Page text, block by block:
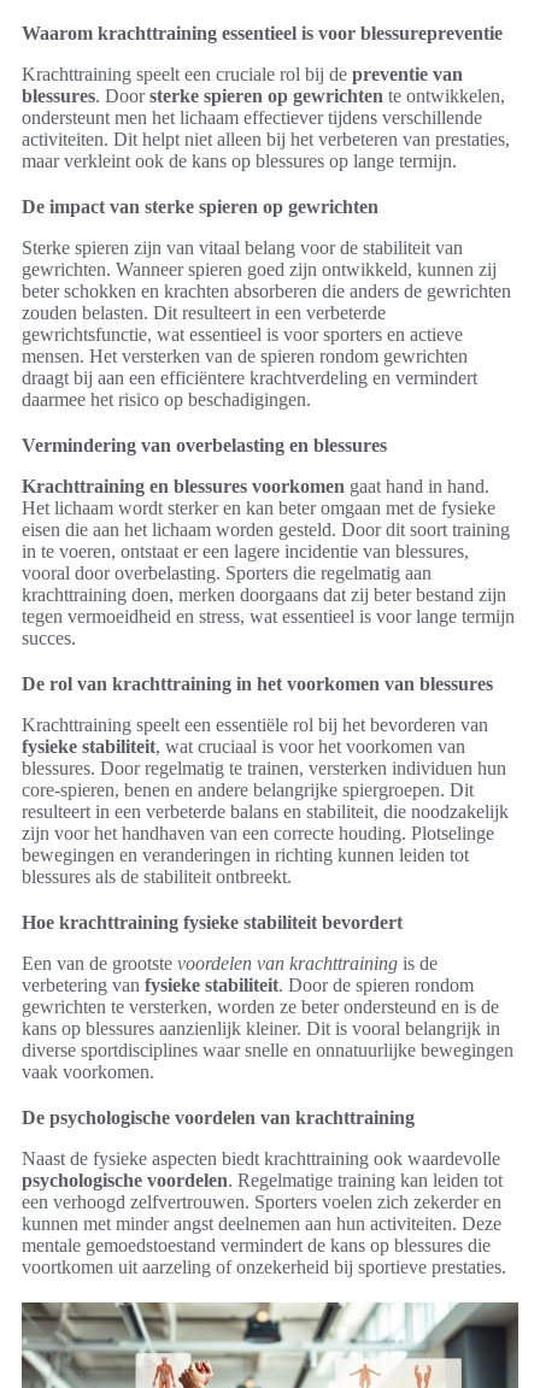
Waarom krachttraining essentieel is voor blessurepreventie
Krachttraining speelt een cruciale rol bij de preventie van
blessures. Doorsterke spieren op gewrichten te ontwikkelen,
ondersteunt men het lichaam effectiever tijdens verschillende
activiteiten. Dit helpt niet alleen bij het verbeteren van prestaties,
maar verkleint ook de kans op blessures op lange termijn.
De impact van sterke spieren op gewrichten
Sterke spieren zijn van vitaal belang voor de stabiliteit van
gewrichten. Wanneer spieren goed zijn ontwikkeld, kunnen zij
beter schokken en krachten absorberen die anders de gewrichten
zouden belasten. Dit resulteert in een verbeterde
gewrichtsfunctie, wat essentieel is voor sporters en actieve
mensen. Het versterken van de spieren rondom gewrichten
draagt bij aan een efficiëntere krachtverdeling en vermindert
daarmee het risico op beschadigingen.
Vermindering van overbelasting en blessures
Krachttraining en blessures voorkomen gaat hand in hand.
Het lichaam wordt sterker en kan beter omgaan met de fysieke
eisen die aan het lichaam worden gesteld. Door dit soort training
in te voeren, ontstaat er een lagere incidentie van blessures,
vooral door overbelasting. Sporters die regelmatig aan
krachttraining doen, merken doorgaans dat zij beter bestand zijn
tegen vermoeidheid en stress, wat essentieel is voor lange termijn
succes.
De rol van krachttraining in het voorkomen van blessures
Krachttraining speelt een essentiële rol bij het bevorderen van
fysieke stabiliteit, wat cruciaal is voor het voorkomen van
blessures. Door regelmatig te trainen, versterken individuen hun
core-spieren, benen en andere belangrijke spiergroepen. Dit
resulteert in een verbeterde balans en stabiliteit, die noodzakelijk
zijn voor het handhaven van een correcte houding. Plotselinge
bewegingen en veranderingen in richting kunnen leiden tot
blessures als de stabiliteit ontbreekt.
Hoe krachttraining fysieke stabiliteit bevordert
Een van de grootste voordelen van krachttraining is de
verbetering van fysieke stabiliteit. Door de spieren rondom
gewrichten te versterken, worden ze beter ondersteund en is de
kans op blessures aanzienlijk kleiner. Dit is vooral belangrijk in
diverse sportdisciplines waar snelle en onnatuurlijke bewegingen
vaak voorkomen.
De psychologische voordelen van krachttraining
Naast de fysieke aspecten biedt krachttraining ook waardevolle
psychologische voordelen. Regelmatige training kan leiden tot
een verhoogd zelfvertrouwen. Sporters voelen zich zekerder en
kunnen met minder angst deelnemen aan hun activiteiten. Deze
mentale gemoedstoestand vermindert de kans op blessures die
voortkomen uit aarzeling of onzekerheid bij sportieve prestaties.